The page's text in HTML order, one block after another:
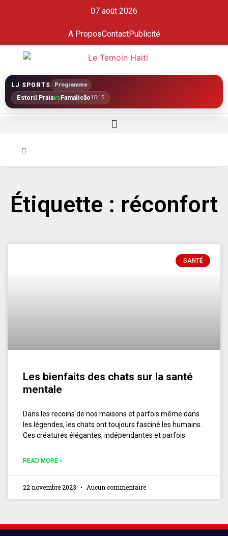
07 août 2026
A ProposContactPublicité
LJ SPORTS Programme
Estoril PraiavsFamalicão15:15
Étiquette : réconfort
SANTÉ
Les bienfaits des chats sur la santé
mentale
Dans les recoins de nos maisons et parfois même dans
les légendes, les chats ont toujours fasciné les humains.
Ces créatures élégantes, indépendantes et parfois
READ MORE »
22 novembre 2023 Aucun commentaire